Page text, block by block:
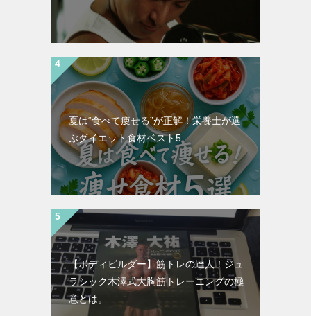
夏は“食べて痩せる”が正解！栄養士が選
ぶダイエット食材ベスト5
【ボディビルダー】筋トレの達人！ジュ
ラシック木澤式大胸筋トレーニングの極
意とは。